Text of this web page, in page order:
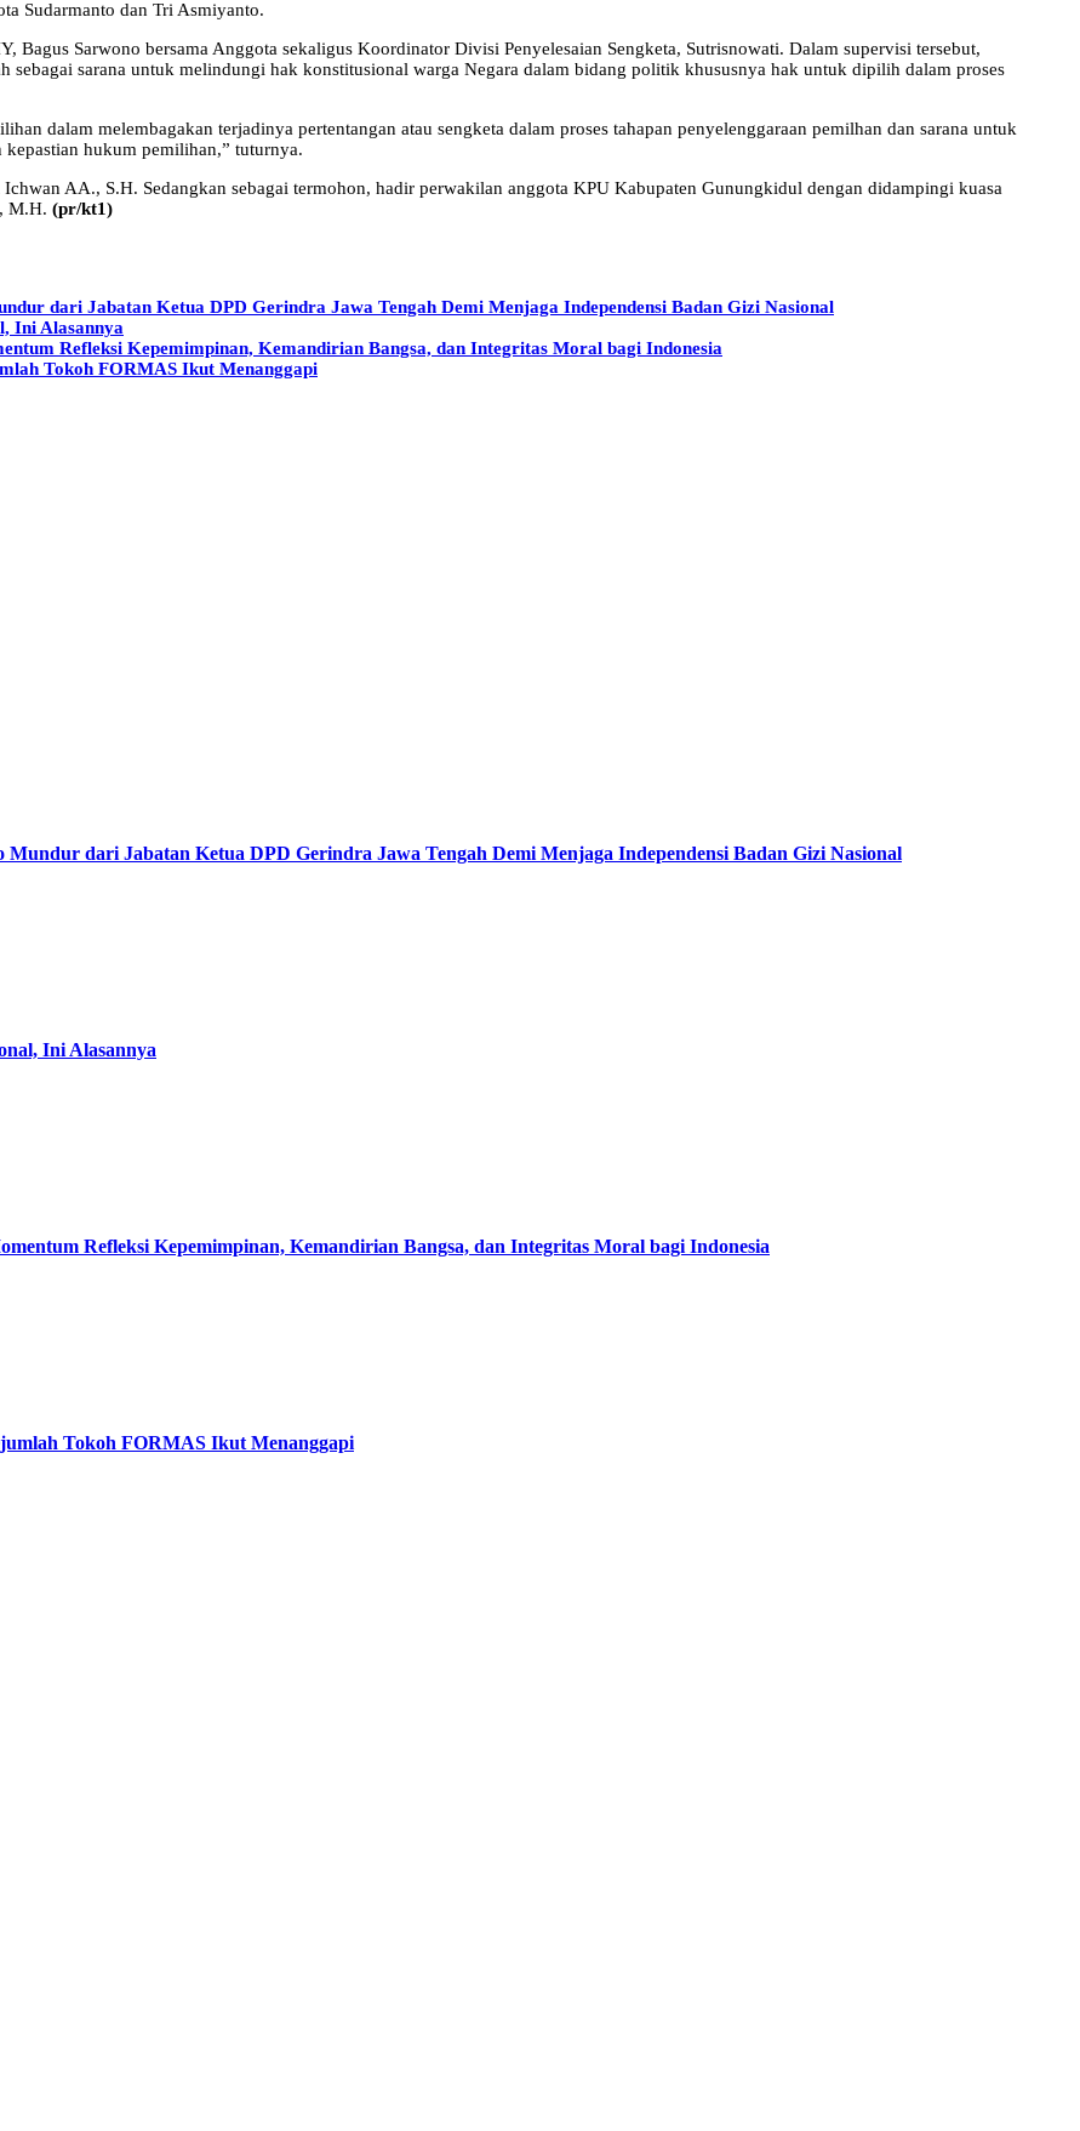
Sudarmanto dan Tri Asmiyanto.
Bagus Sarwono bersama Anggota sekaligus Koordinator Divisi Penyelesaian Sengketa, Sutrisnowati. Dalam supervisi tersebut,
sebagai sarana untuk melindungi hak konstitusional warga Negara dalam bidang politik khususnya hak untuk dipilih dalam proses
dalam melembagakan terjadinya pertentangan atau sengketa dalam proses tahapan penyelenggaraan pemilhan dan sarana untuk
hukum pemilihan,” tuturnya.
AA., S.H. Sedangkan sebagai termohon, hadir perwakilan anggota KPU Kabupaten Gunungkidul dengan didampingi kuasa
M.H. (pr/kt1)
dari Jabatan Ketua DPD Gerindra Jawa Tengah Demi Menjaga Independensi Badan Gizi Nasional
Ini Alasannya
Refleksi Kepemimpinan, Kemandirian Bangsa, dan Integritas Moral bagi Indonesia
Tokoh FORMAS Ikut Menanggapi
dari Jabatan Ketua DPD Gerindra Jawa Tengah Demi Menjaga Independensi Badan Gizi Nasional
Ini Alasannya
Refleksi Kepemimpinan, Kemandirian Bangsa, dan Integritas Moral bagi Indonesia
Tokoh FORMAS Ikut Menanggapi